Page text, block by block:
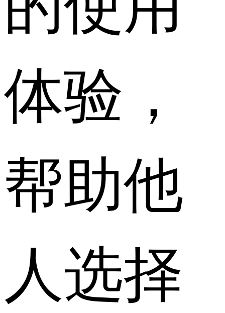
体验，
帮助他
人选择